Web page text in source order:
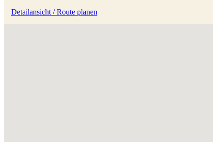
Detailansicht / Route planen